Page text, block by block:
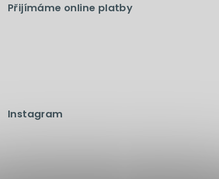
Přijímáme online platby
Instagram